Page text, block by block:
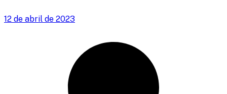
12 de abril de 2023